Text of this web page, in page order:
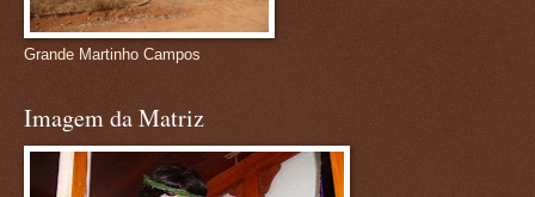
Grande Martinho Campos
Imagem da Matriz